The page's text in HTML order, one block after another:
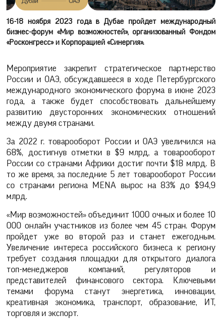
16-18 ноября 2023 года в Дубае пройдет международный
бизнес-форум «Мир возможностей», организованный Фондом
«Росконгресс» и Корпорацией «Синергия».
Мероприятие закрепит стратегическое партнерство
России и ОАЭ, обсуждавшееся в ходе Петербургского
международного экономического форума в июне 2023
года, а также будет способствовать дальнейшему
развитию двусторонних экономических отношений
между двумя странами.
За 2022 г. товарооборот России и ОАЭ увеличился на
68%, достигнув отметки в $9 млрд, а товарооборот
России со странами Африки достиг почти $18 млрд. В
то же время, за последние 5 лет товарооборот России
со странами региона MENA вырос на 83% до $94,9
млрд.
«Мир возможностей» объединит 1000 очных и более 10
000 онлайн участников из более чем 45 стран. Форум
пройдет уже во второй раз и станет ежегодным.
Увеличение интереса российского бизнеса к региону
требует создания площадки для открытого диалога
топ-менеджеров компаний, регуляторов и
представителей финансового сектора. Ключевыми
темами форума станут энергетика, инновации,
креативная экономика, транспорт, образование, ИТ,
торговля и экспорт.